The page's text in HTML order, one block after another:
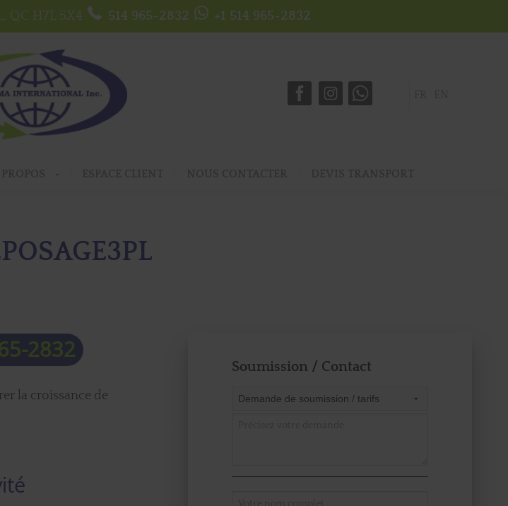
QC H7L 5X4 514 965-2832 +1 514 965-2832
2832
la croissance de
Soumission / Contact